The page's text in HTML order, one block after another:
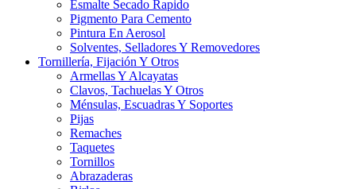
Esmalte Secado Rapido
Pigmento Para Cemento
Pintura En Aerosol
Solventes, Selladores Y Removedores
Tornillería, Fijación Y Otros
Armellas Y Alcayatas
Clavos, Tachuelas Y Otros
Ménsulas, Escuadras Y Soportes
Pijas
Remaches
Taquetes
Tornillos
Abrazaderas